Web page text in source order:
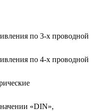
по 3-х проводной
по 4-х проводной
«DIN»,